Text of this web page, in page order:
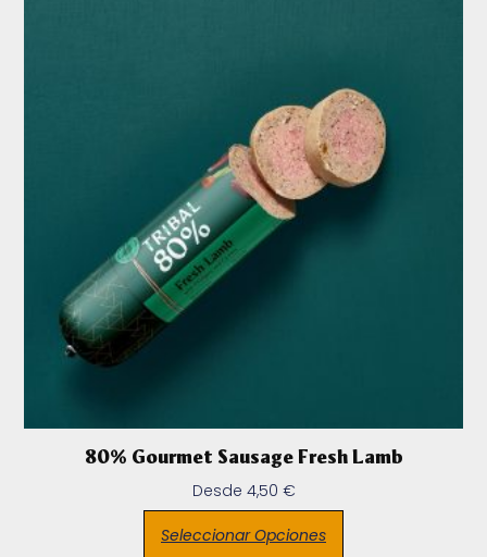
80% Gourmet Sausage Fresh Lamb
Desde 4,50 €
Seleccionar Opciones